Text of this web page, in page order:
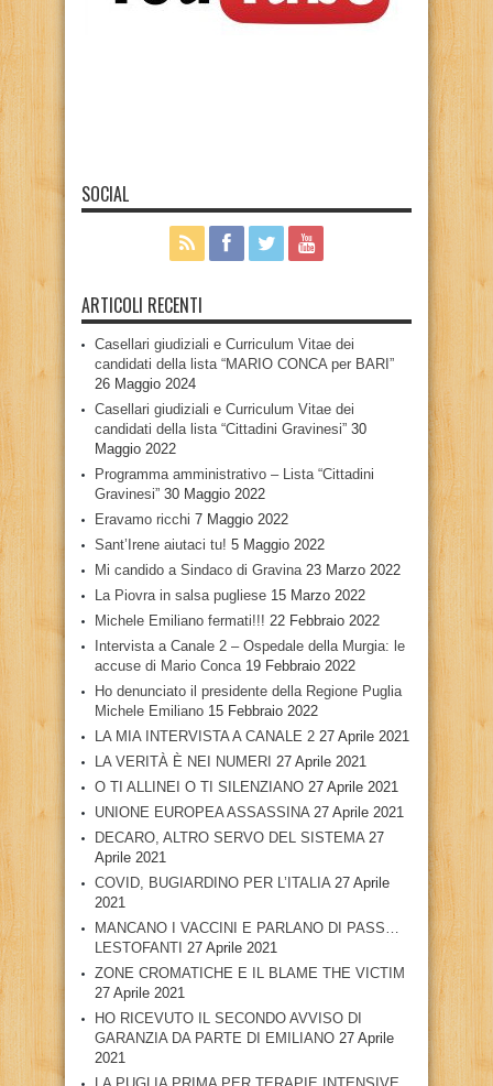
SOCIAL
ARTICOLI RECENTI
Casellari giudiziali e Curriculum Vitae dei
candidati della lista “MARIO CONCA per BARI”
26 Maggio 2024
Casellari giudiziali e Curriculum Vitae dei
candidati della lista “Cittadini Gravinesi” 30
Maggio 2022
Programma amministrativo – Lista “Cittadini
Gravinesi” 30 Maggio 2022
Eravamo ricchi 7 Maggio 2022
Sant’Irene aiutaci tu! 5 Maggio 2022
Mi candido a Sindaco di Gravina 23 Marzo 2022
La Piovra in salsa pugliese 15 Marzo 2022
Michele Emiliano fermati!!! 22 Febbraio 2022
Intervista a Canale 2 – Ospedale della Murgia: le
accuse di Mario Conca 19 Febbraio 2022
Ho denunciato il presidente della Regione Puglia
Michele Emiliano 15 Febbraio 2022
LA MIA INTERVISTA A CANALE 2 27 Aprile 2021
LA VERITÀ È NEI NUMERI 27 Aprile 2021
O TI ALLINEI O TI SILENZIANO 27 Aprile 2021
UNIONE EUROPEA ASSASSINA 27 Aprile 2021
DECARO, ALTRO SERVO DEL SISTEMA 27
Aprile 2021
COVID, BUGIARDINO PER L’ITALIA 27 Aprile
2021
MANCANO I VACCINI E PARLANO DI PASS…
LESTOFANTI 27 Aprile 2021
ZONE CROMATICHE E IL BLAME THE VICTIM
27 Aprile 2021
HO RICEVUTO IL SECONDO AVVISO DI
GARANZIA DA PARTE DI EMILIANO 27 Aprile
2021